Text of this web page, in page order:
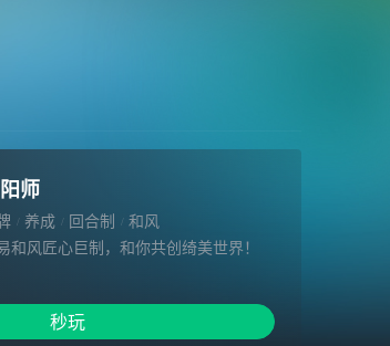
师
养成 回合制
和风
和风匠心巨制，和你共创绮美世界！
阴阳的阴阳师画符念咒，维持阴间与阳
秒玩